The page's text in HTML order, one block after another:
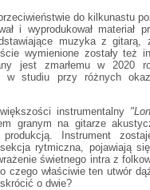
do kilkunastu
i wyprodukował materiał
muzyka z gitarą,
wymienione zostały też
jest zmarłemu w 2020
w studiu przy różnych
instrumentalny
granym na gitarze
Instrument
rytmiczna, pojawiają
świetnego intra z
właściwie ten utwór
o dwie?